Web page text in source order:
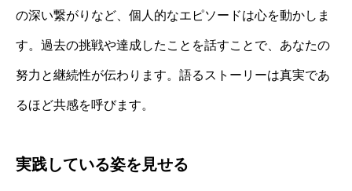
の深い繋がりなど、個人的なエピソードは心を動かしま
す。過去の挑戦や達成したことを話すことで、あなたの
努力と継続性が伝わります。語るストーリーは真実であ
るほど共感を呼びます。
実践している姿を見せる